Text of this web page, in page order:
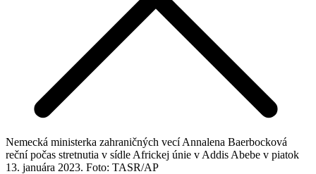
Nemecká ministerka zahraničných vecí Annalena Baerbocková
reční počas stretnutia v sídle Africkej únie v Addis Abebe v piatok
13. januára 2023. Foto: TASR/AP